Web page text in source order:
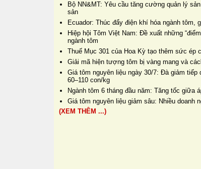
Bộ NN&MT: Yêu cầu tăng cường quản lý
sản
Ecuador: Thúc đẩy điện khí hóa ngành tôm,
Hiệp hội Tôm Việt Nam: Đề xuất những
ngành tôm
Thuế Mục 301 của Hoa Kỳ tạo thêm sức ép
Giải mã hiện tượng tôm bị vàng mang và
Giá tôm nguyên liệu ngày 30/7: Đà giảm
60–110 con/kg
Ngành tôm 6 tháng đầu năm: Tăng tốc giữa
Giá tôm nguyên liệu giảm sâu: Nhiều doanh
(XEM THÊM ...)